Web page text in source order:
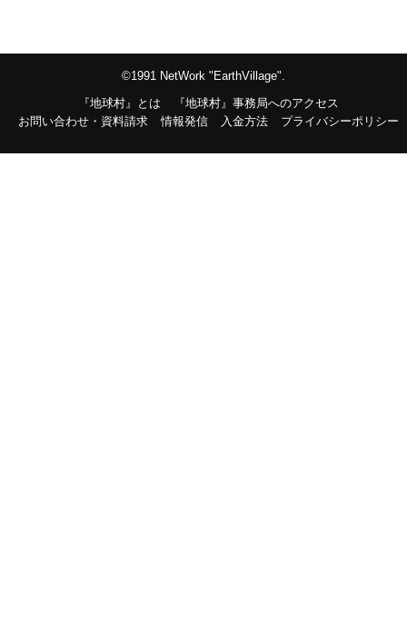
©1991 NetWork "EarthVillage".
『地球村』とは
『地球村』事務局へのアクセス
お問い合わせ・資料請求
情報発信 入金方法 プライバシーポリシー